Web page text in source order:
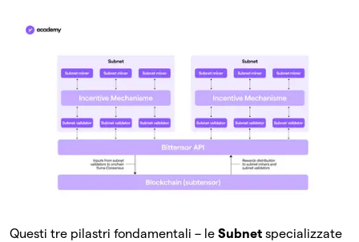
Questi tre pilastri fondamentali – le Subnet specializzate